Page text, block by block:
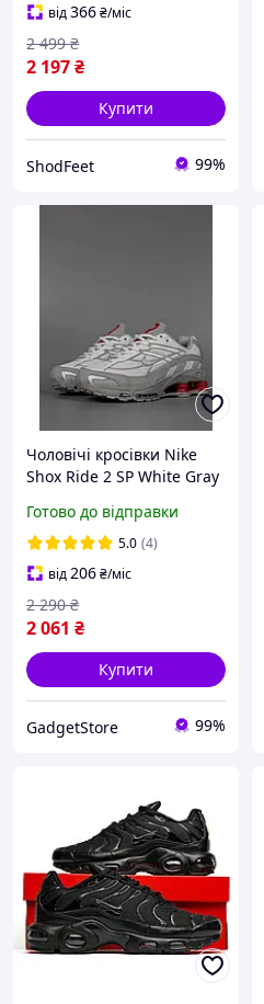
від366₴/міс
2 197₴
2 499 ₴
Купити
ShodFeet 99%
Чоловічі кросівки Nike
Shox Ride 2 SP White Gray
Готово до відправки
5.0 (4)
від206₴/міс
2 061 ₴
2 290 ₴
Купити
GadgetStore 99%